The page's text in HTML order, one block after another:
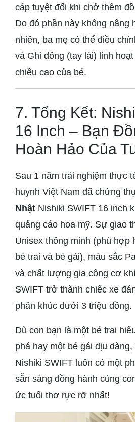
cáp tuyệt đối khi chở thêm
Do đó phần này không nâng
nhiên, ba mẹ có thể điều
và Ghi đông (tay lái) linh
chiều cao của bé.
7. Tổng Kết:
16 Inch – Bạn
Hoàn Hảo Của
Sau 1 năm trải nghiệm thực
huynh Việt Nam đã chứng
Nhật Nishiki SWIFT 16 inch
quảng cáo hoa mỹ. Sự giao
Unisex thông minh (phù hợp
bé trai và bé gái), màu sắc
và chất lượng gia công cơ
SWIFT trở thành chiếc xe
phân khúc dưới 3 triệu đồng.
Dù con bạn là một bé trai
phá hay một bé gái dịu
Nishiki SWIFT luôn có một
sẵn sàng đồng hành cùng
ức tuổi thơ rực rỡ nhất!